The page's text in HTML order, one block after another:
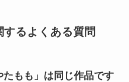
するよくある質問
たもも」は同じ作品です